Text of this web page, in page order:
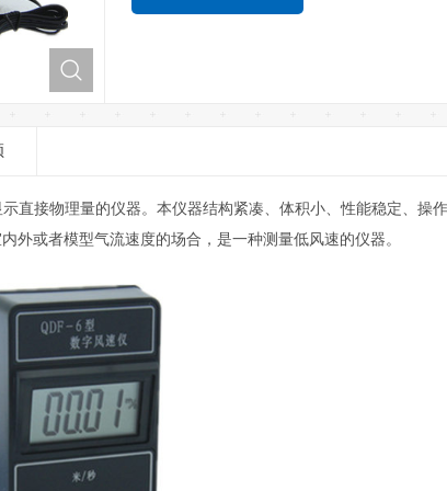
直接物理量的仪器。本仪器结构紧凑、体积小、性能稳定、操
外或者模型气流速度的场合，是一种测量低风速的仪器。